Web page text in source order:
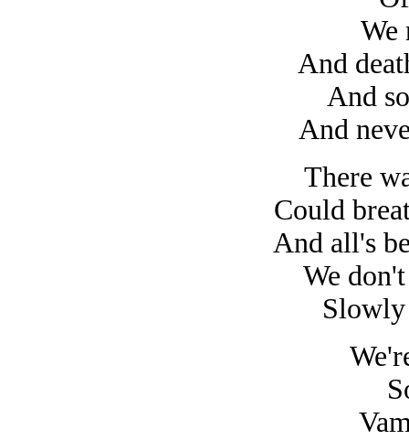
We
And
And
And
There
Could
And all's
We